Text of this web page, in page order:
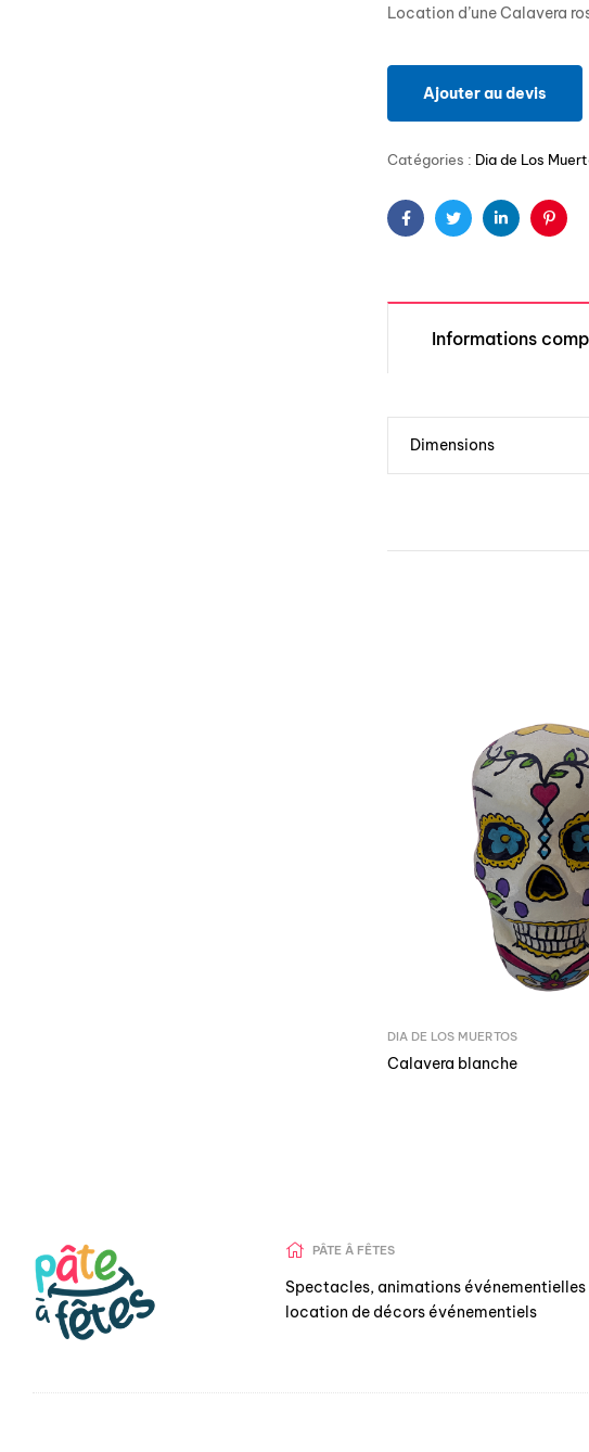
Location d’une Calavera
Ajouter au devis
Catégories : Dia de Los
FacebookTwitterLinkedin
Informations
Dimensions
DIA DE LOS MUERTOS
Calavera blanche
PÂTE Â FÊTES
Spectacles, animations événementielles
location de décors événementiels